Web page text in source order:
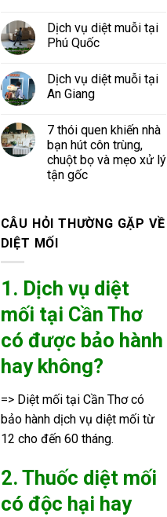
Dịch vụ diệt muỗi tại
Phú Quốc
Dịch vụ diệt muỗi tại
An Giang
7 thói quen khiến nhà
bạn hút côn trùng,
chuột bọ và mẹo xử lý
tận gốc
CÂU HỎI THƯỜNG GẶP VỀ
DIỆT MỐI
1. Dịch vụ diệt
mối tại Cần Thơ
có được bảo hành
hay không?
=> Diệt mối tại Cần Thơ có
bảo hành dịch vụ diệt mối từ
12 cho đến 60 tháng.
2. Thuốc diệt mối
có độc hại hay